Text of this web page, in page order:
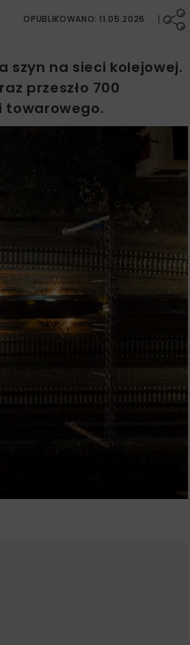
OPUBLIKOWANO: 11.05.2026
szyn na sieci kolejowej.
przeszło 700
towarowego.